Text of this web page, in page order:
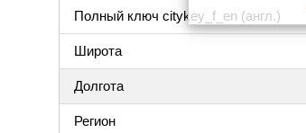
Полный ключ citykey_f_en (англ.)
Широта
Долгота
Регион